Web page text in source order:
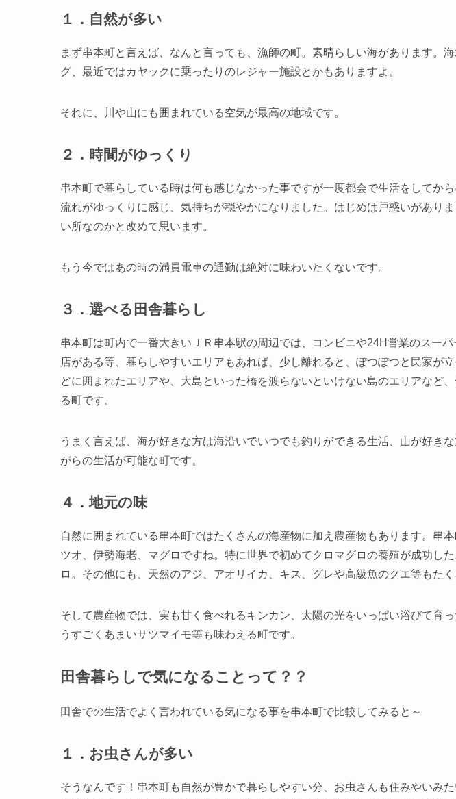
１．自然が多い
まず串本町と言えば、なんと言っても、漁師の町。素晴らしい海があります。
グ、最近ではカヤックに乗ったりのレジャー施設とかもありますよ。
それに、川や山にも囲まれている空気が最高の地域です。
２．時間がゆっくり
串本町で暮らしている時は何も感じなかった事ですが一度都会で生活をしてか
流れがゆっくりに感じ、気持ちが穏やかになりました。はじめは戸惑いがあり
い所なのかと改めて思います。
もう今ではあの時の満員電車の通勤は絶対に味わいたくないです。
３．選べる田舎暮らし
串本町は町内で一番大きいＪＲ串本駅の周辺では、コンビニや24H営業のスー
店がある等、暮らしやすいエリアもあれば、少し離れると、ぽつぽつと民家が
どに囲まれたエリアや、大島といった橋を渡らないといけない島のエリアなど
る町です。
うまく言えば、海が好きな方は海沿いでいつでも釣りができる生活、山が好き
がらの生活が可能な町です。
４．地元の味
自然に囲まれている串本町ではたくさんの海産物に加え農産物もあります。串
ツオ、伊勢海老、マグロですね。特に世界で初めてクロマグロの養殖が成功し
ロ。その他にも、天然のアジ、アオリイカ、キス、グレや高級魚のクエ等もたく
そして農産物では、実も甘く食べれるキンカン、太陽の光をいっぱい浴びて育
うすごくあまいサツマイモ等も味わえる町です。
田舎暮らしで気になることって？？
田舎での生活でよく言われている気になる事を串本町で比較してみると～
１．お虫さんが多い
そうなんです！串本町も自然が豊かで暮らしやすい分、お虫さんも住みやいみ